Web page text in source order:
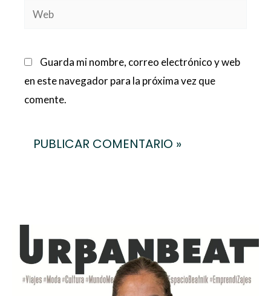
Web
Guarda mi nombre, correo electrónico y web
en este navegador para la próxima vez que
comente.